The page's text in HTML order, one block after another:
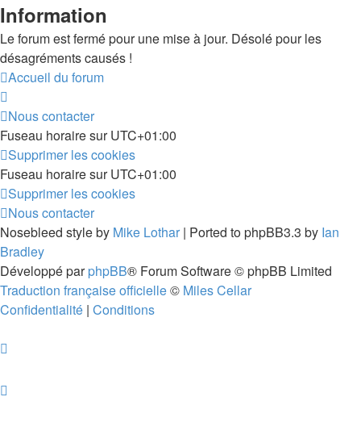
Information
Le forum est fermé pour une mise à jour. Désolé pour les
désagréments causés !
Accueil du forum
Nous contacter
Fuseau horaire surUTC+01:00
Supprimer les cookies
Fuseau horaire surUTC+01:00
Supprimer les cookies
Nous contacter
Nosebleed style by Mike Lothar | Ported to phpBB3.3 by Ian
Bradley
Développé parphpBB® Forum Software © phpBB Limited
Traduction française officielle© Miles Cellar
Confidentialité | Conditions